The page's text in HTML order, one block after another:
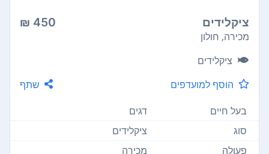
ציקלידים 450 ₪
מכירה, חולון
ציקלידים
הוסף למועדפים
שתף
בעל חיים
דגים
סוג
ציקלידים
פעולה
מכירה